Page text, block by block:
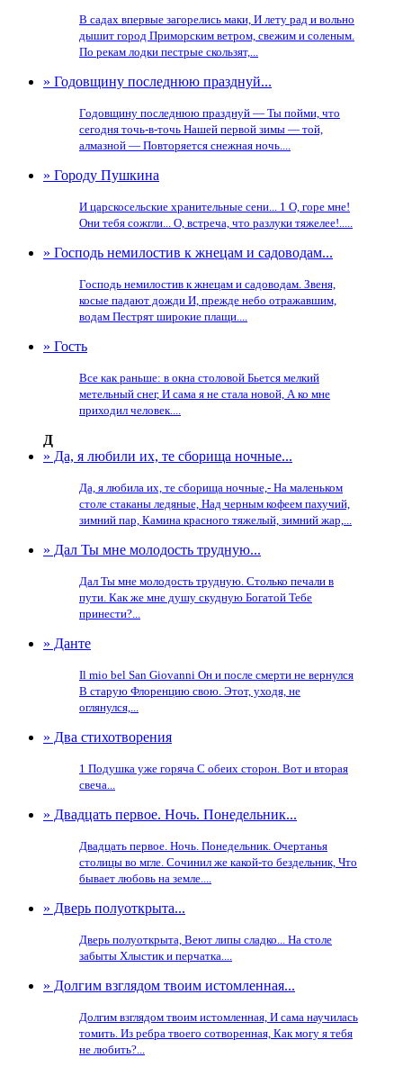
В садах впервые загорелись маки, И лету рад и вольно
дышит город Приморским ветром, свежим и соленым.
По рекам лодки пестрые скользят,...
» Годовщину последнюю празднуй...
Годовщину последнюю празднуй — Ты пойми, что
сегодня точь-в-точь Нашей первой зимы — той,
алмазной — Повторяется снежная ночь....
» Городу Пушкина
И царскосельские хранительные сени... 1 О, горе мне!
Они тебя сожгли... О, встреча, что разлуки тяжелее!.....
» Господь немилостив к жнецам и садоводам...
Господь немилостив к жнецам и садоводам. Звеня,
косые падают дожди И, прежде небо отражавшим,
водам Пестрят широкие плащи....
» Гость
Все как раньше: в окна столовой Бьется мелкий
метельный снег, И сама я не стала новой, А ко мне
приходил человек....
Д
» Да, я любили их, те сборища ночные...
Да, я любила их, те сборища ночные,- На маленьком
столе стаканы ледяные, Над черным кофеем пахучий,
зимний пар, Камина красного тяжелый, зимний жар,...
» Дал Ты мне молодость трудную...
Дал Ты мне молодость трудную. Столько печали в
пути. Как же мне душу скудную Богатой Тебе
принести?...
» Данте
Il mio bel San Giovanni Он и после смерти не вернулся
В старую Флоренцию свою. Этот, уходя, не
оглянулся,...
» Два стихотворения
1 Подушка уже горяча С обеих сторон. Вот и вторая
свеча...
» Двадцать первое. Ночь. Понедельник...
Двадцать первое. Ночь. Понедельник. Очертанья
столицы во мгле. Сочинил же какой-то бездельник, Что
бывает любовь на земле....
» Дверь полуоткрыта...
Дверь полуоткрыта, Веют липы сладко... На столе
забыты Хлыстик и перчатка....
» Долгим взглядом твоим истомленная...
Долгим взглядом твоим истомленная, И сама научилась
томить. Из ребра твоего сотворенная, Как могу я тебя
не любить?...